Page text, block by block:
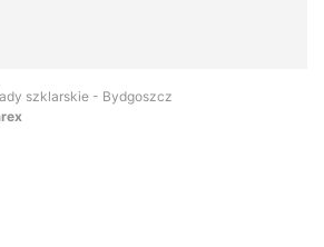
szklarskie - Bydgoszcz